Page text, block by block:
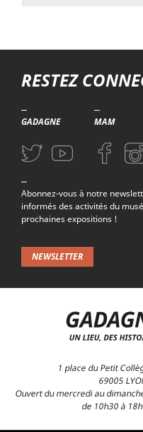
RESTEZ
GADAGNE
Aller sur la page Twitter
Aller sur la page
MAM
Aller sur la
Abonnez-vous à notre
informés des activités du
prochaines expositions !
NEWSLETTER
1 place du Petit
69005
Ouvert du mercredi au
de 10h30 à 18h